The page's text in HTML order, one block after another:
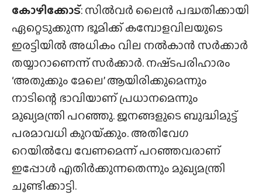
കോഴിക്കോട്: സിൽവർ ലൈൻ പദ്ധതിക്കായി
ഏറ്റെടുക്കുന്ന ഭൂമിക്ക് കമ്പോളവിലയുടെ
ഇരട്ടിയിൽ അധികം വില നൽകാൻ സർക്കാർ
തയ്യാറാണെന്ന് സർക്കാർ. നഷ്‌ടപരിഹാരം
‘അതുക്കും മേലെ’ ആയിരിക്കുമെന്നും
നാടിന്റെ ഭാവിയാണ് പ്രധാനമെന്നും
മുഖ്യമന്ത്രി പറഞ്ഞു. ജനങ്ങളുടെ ബുദ്ധിമുട്ട്
പരമാവധി കുറയ്‌ക്കും. അതിവേഗ
റെയിൽവേ വേണമെന്ന് പറഞ്ഞവരാണ്
ഇപ്പോൾ എതിർക്കുന്നതെന്നും മുഖ്യമന്ത്രി
ചൂണ്ടിക്കാട്ടി.